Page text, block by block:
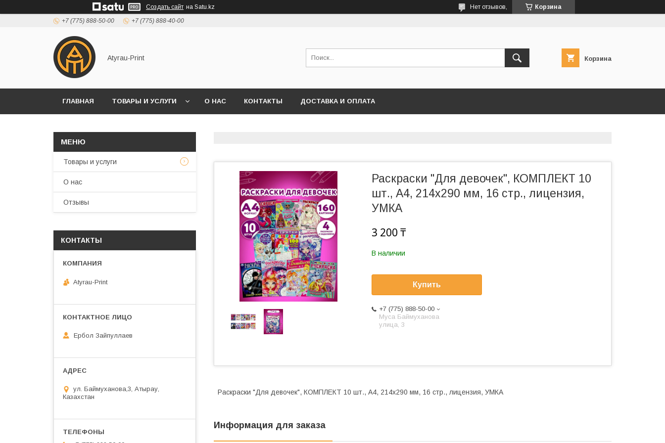
Создать сайт на Satu.kz Корзина
Нет отзывов,
+7 (775) 888-50-00 +7 (775) 888-40-00
Atyrau-Print Корзина
ГЛАВНАЯ ТОВАРЫ И УСЛУГИ О НАС КОНТАКТЫ ДОСТАВКА И ОПЛАТА
Раскраски "Для девочек", КОМПЛЕКТ 10
шт., А4, 214х290 мм, 16 стр., лицензия,
УМКА
3 200 ₸
В наличии
Купить
+7 (775) 888-50-00
​Муса Баймуханова
улица, 3
Раскраски "Для девочек", КОМПЛЕКТ 10 шт., А4, 214х290 мм, 16 стр., лицензия, УМКА
Информация для заказа
Товары и услуги
О нас
Отзывы
КОНТАКТЫ
Atyrau-Print
Ербол Зайпуллаев
ул. Баймуханова,3, Атырау,
Казахстан